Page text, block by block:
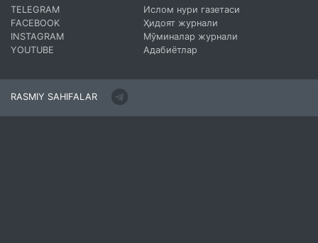
TELEGRAM
FACEBOOK
INSTAGRAM
YOUTUBE
Ислом нури газетаси
Ҳидоят журнали
Мўминалар журнали
Адабиётлар
RASMIY SAHIFALAR